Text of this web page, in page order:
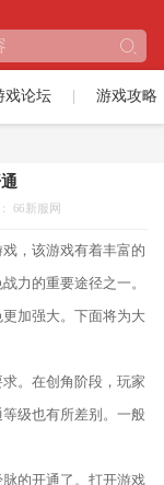
戏论坛 游戏攻略
66新服网
，该游戏有着丰富的
力的重要途径之一。
加强大。下面将为大
。在创角阶段，玩家
级也有所差别。一般
的开通了。打开游戏